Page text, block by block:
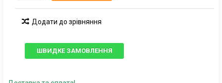
Додати до зрівняння
ШВИДКЕ ЗАМОВЛЕННЯ